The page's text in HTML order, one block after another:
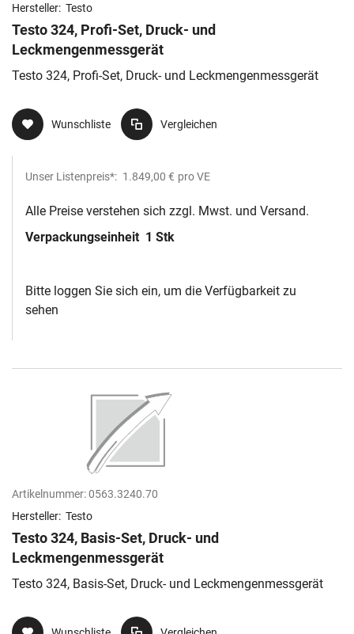
Hersteller: Testo
Testo 324, Profi-Set, Druck- und
Leckmengenmessgerät
Testo 324, Profi-Set, Druck- und Leckmengenmessgerät
Wunschliste Vergleichen
Unser Listenpreis*: 1.849,00 € pro VE
Alle Preise verstehen sich zzgl. Mwst. und Versand.
Verpackungseinheit 1 Stk
Bitte loggen Sie sich ein, um die Verfügbarkeit zu
sehen
Artikelnummer:0563.3240.70
Hersteller: Testo
Testo 324, Basis-Set, Druck- und
Leckmengenmessgerät
Testo 324, Basis-Set, Druck- und Leckmengenmessgerät